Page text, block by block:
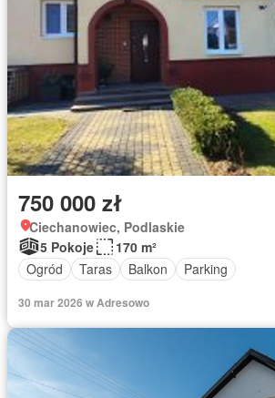
750 000 zł
Ciechanowiec, Podlaskie
5 Pokoje
170 m²
Ogród
Taras Balkon Parking
30 mar 2026 w Adresowo